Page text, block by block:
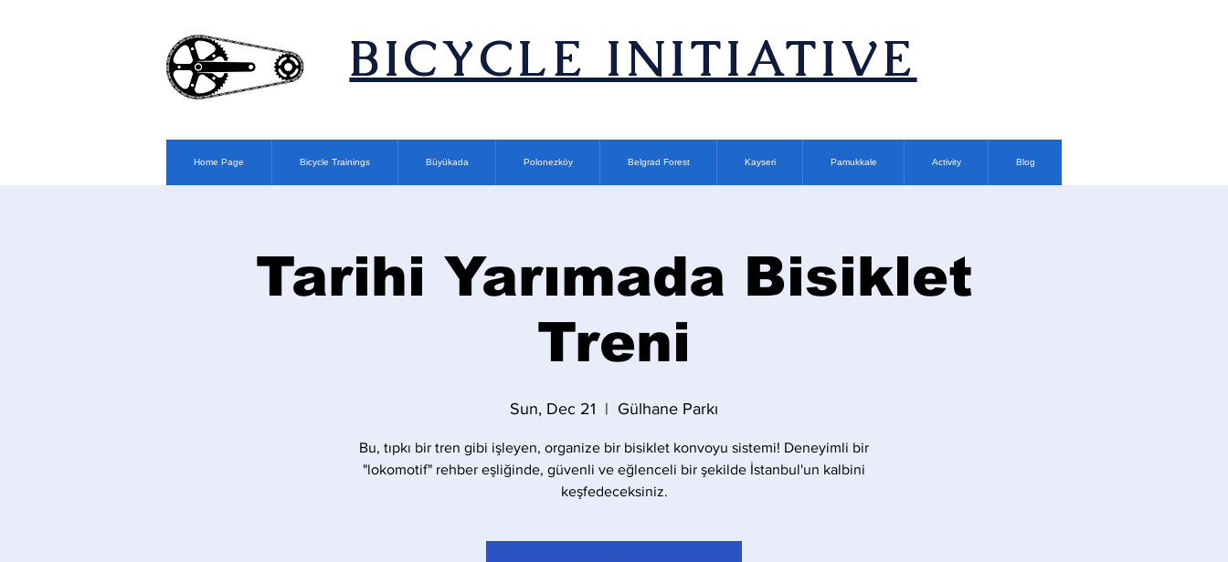
​BICYCLE INITIATIVE
Home Page Bicycle Trainings Büyükada Polonezköy Belgrad Forest Kayseri Pamukkale Activity Blog
Tarihi Yarımada Bisiklet
Treni
Sun, Dec 21
  |
Gülhane Parkı
Bu, tıpkı bir tren gibi işleyen, organize bir bisiklet konvoyu sistemi! Deneyimli bir
"lokomotif" rehber eşliğinde, güvenli ve eğlenceli bir şekilde İstanbul'un kalbini
keşfedeceksiniz.